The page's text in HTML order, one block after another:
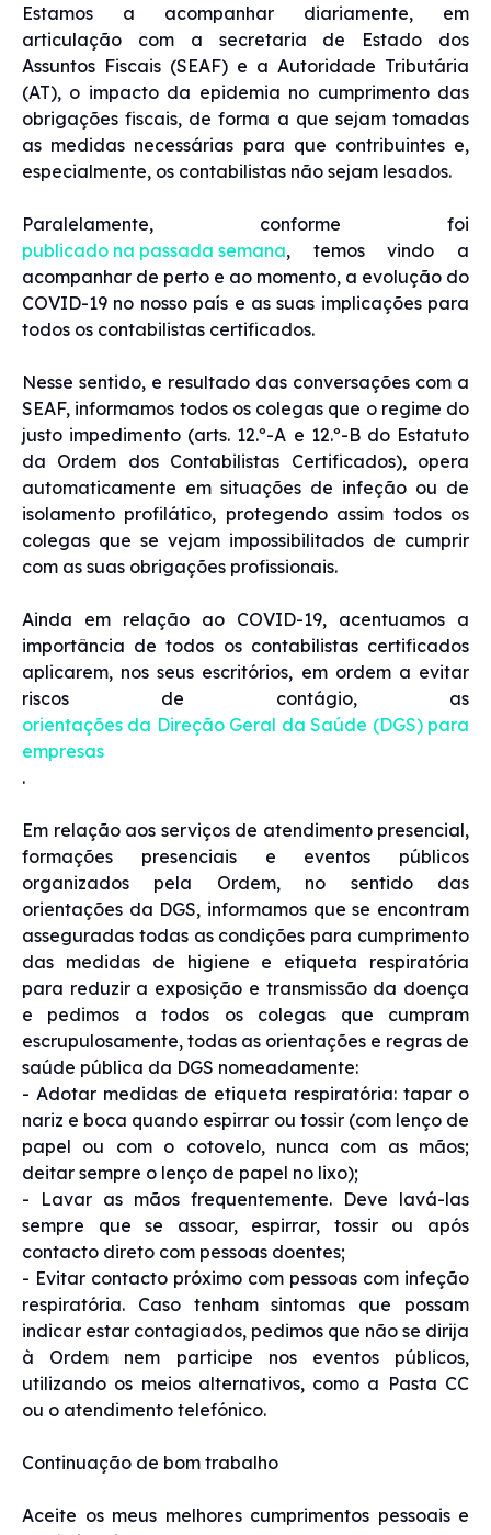
Estamos a acompanhar diariamente, em
articulação com a secretaria de Estado dos
Assuntos Fiscais (SEAF) e a Autoridade Tributária
(AT), o impacto da epidemia no cumprimento das
obrigações fiscais, de forma a que sejam tomadas
as medidas necessárias para que contribuintes e,
especialmente, os contabilistas não sejam lesados.
Paralelamente, conforme foi
publicado na passada semana, temos vindo a
acompanhar de perto e ao momento, a evolução do
COVID-19 no nosso país e as suas implicações para
todos os contabilistas certificados.
Nesse sentido, e resultado das conversações com a
SEAF, informamos todos os colegas que o regime do
justo impedimento (arts. 12.º-A e 12.º-B do Estatuto
da Ordem dos Contabilistas Certificados), opera
automaticamente em situações de infeção ou de
isolamento profilático, protegendo assim todos os
colegas que se vejam impossibilitados de cumprir
com as suas obrigações profissionais.
Ainda em relação ao COVID-19, acentuamos a
importância de todos os contabilistas certificados
aplicarem, nos seus escritórios, em ordem a evitar
riscos de contágio, as
orientações da Direção Geral da Saúde (DGS) para
empresas
.
Em relação aos serviços de atendimento presencial,
formações presenciais e eventos públicos
organizados pela Ordem, no sentido das
orientações da DGS, informamos que se encontram
asseguradas todas as condições para cumprimento
das medidas de higiene e etiqueta respiratória
para reduzir a exposição e transmissão da doença
e pedimos a todos os colegas que cumpram
escrupulosamente, todas as orientações e regras de
saúde pública da DGS nomeadamente:
- Adotar medidas de etiqueta respiratória: tapar o
nariz e boca quando espirrar ou tossir (com lenço de
papel ou com o cotovelo, nunca com as mãos;
deitar sempre o lenço de papel no lixo);
- Lavar as mãos frequentemente. Deve lavá-las
sempre que se assoar, espirrar, tossir ou após
contacto direto com pessoas doentes;
- Evitar contacto próximo com pessoas com infeção
respiratória. Caso tenham sintomas que possam
indicar estar contagiados, pedimos que não se dirija
à Ordem nem participe nos eventos públicos,
utilizando os meios alternativos, como a Pasta CC
ou o atendimento telefónico.
Continuação de bom trabalho
Aceite os meus melhores cumprimentos pessoais e